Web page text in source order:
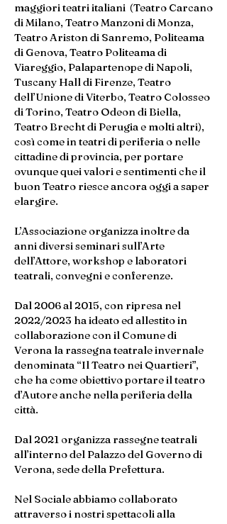
maggiori teatri italiani (Teatro Carcano
di Milano, Teatro Manzoni di Monza,
Teatro Ariston di Sanremo, Politeama
di Genova, Teatro Politeama di
Viareggio, Palapartenope di Napoli,
Tuscany Hall di Firenze, Teatro
dell’Unione di Viterbo, Teatro Colosseo
di Torino, Teatro Odeon di Biella,
Teatro Brecht di Perugia e molti altri),
così come in teatri di periferia o nelle
cittadine di provincia, per portare
ovunque quei valori e sentimenti che il
buon Teatro riesce ancora oggi a saper
elargire.
L’Associazione organizza inoltre da
anni diversi seminari sull’Arte
dell’Attore, workshop e laboratori
teatrali, convegni e conferenze.
Dal 2006 al 2015, con ripresa nel
2022/2023 ha ideato ed allestito in
collaborazione con il Comune di
Verona la rassegna teatrale invernale
denominata “Il Teatro nei Quartieri”,
che ha come obiettivo portare il teatro
d’Autore anche nella periferia della
città.
Dal 2021 organizza rassegne teatrali
all’interno del Palazzo del Governo di
Verona, sede della Prefettura.
Nel Sociale abbiamo collaborato
attraverso i nostri spettacoli alla